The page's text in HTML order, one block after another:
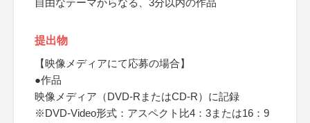
自由なテーマからなる、3分以内の作品
提出物
【映像メディアにて応募の場合】
●作品
映像メディア（DVD-RまたはCD-R）に記録
※DVD-Video形式：アスペクト比4：3または16：9